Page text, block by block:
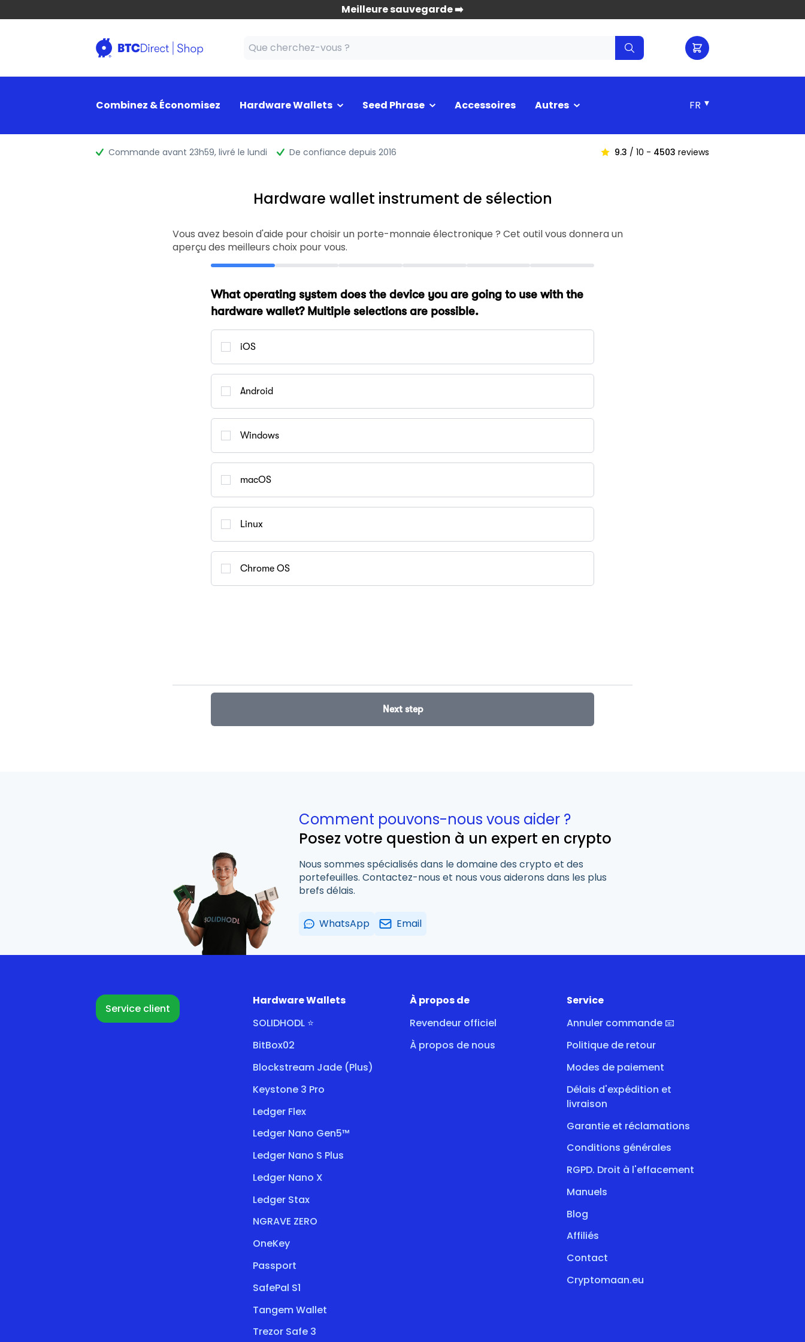
Meilleure sauvegarde ➡️
Combinez & Économisez Hardware Wallets Seed Phrase Accessoires Autres ▾
Commande avant 23h59, livré le lundi De confiance depuis 2016 9.3 / 10 - 4503 reviews
Hardware wallet instrument de sélection
Vous avez besoin d'aide pour choisir un porte-monnaie électronique ? Cet outil vous donnera un
aperçu des meilleurs choix pour vous.
Comment pouvons-nous vous aider ?
Posez votre question à un expert en crypto
Nous sommes spécialisés dans le domaine des crypto et des
portefeuilles. Contactez-nous et nous vous aiderons dans les plus
brefs délais.
WhatsApp Email
Service client
Hardware Wallets
SOLIDHODL ⭐
BitBox02
Blockstream Jade (Plus)
Keystone 3 Pro
Ledger Flex
Ledger Nano Gen5™
Ledger Nano S Plus
Ledger Nano X
Ledger Stax
NGRAVE ZERO
OneKey
Passport
SafePal S1
Tangem Wallet
Trezor Safe 3
À propos de
Revendeur officiel
À propos de nous
Service
Annuler commande 📧
Politique de retour
Modes de paiement
Délais d'expédition et
livraison
Garantie et réclamations
Conditions générales
RGPD. Droit à l'effacement
Manuels
Blog
Affiliés
Contact
Cryptomaan.eu